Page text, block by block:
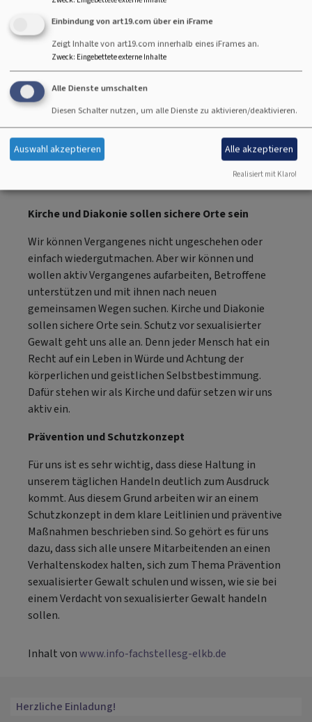
Wir verurteilen sexualisierte Gewalt aufs
Schärfste
Es beschämt uns, dass Menschen, die Gemeinschaft,
Trost oder Orientierung bei uns gesucht haben,
stattdessen ausgenutzt und erniedrigt wurden und
sexualisierte Gewalt erfahren haben. Betroffene
kämpfen mit den Folgen häufig ein Leben lang.
Betroffene im kirchlichen Kontext haben durch ihre
Erfahrung oft auch den Zugang zum Glauben als
Kraftquelle verloren. Deshalb verurteilen wir
sexualisierte Gewalt aufs Schärfste.
Kirche und Diakonie sollen sichere Orte sein
Wir können Vergangenes nicht ungeschehen oder
einfach wiedergutmachen. Aber wir können und
wollen aktiv Vergangenes aufarbeiten, Betroffene
unterstützen und mit ihnen nach neuen
gemeinsamen Wegen suchen. Kirche und Diakonie
sollen sichere Orte sein. Schutz vor sexualisierter
Gewalt geht uns alle an. Denn jeder Mensch hat ein
Recht auf ein Leben in Würde und Achtung der
körperlichen und geistlichen Selbstbestimmung.
Dafür stehen wir als Kirche und dafür setzen wir uns
aktiv ein.
Prävention und Schutzkonzept
Für uns ist es sehr wichtig, dass diese Haltung in
unserem täglichen Handeln deutlich zum Ausdruck
kommt. Aus diesem Grund arbeiten wir an einem
Schutzkonzept in dem klare Leitlinien und präventive
Maßnahmen beschrieben sind. So gehört es für uns
dazu, dass sich alle unsere Mitarbeitenden an einen
Verhaltenskodex halten, sich zum Thema Prävention
sexualisierter Gewalt schulen und wissen, wie sie bei
einem Verdacht von sexualisierter Gewalt handeln
sollen.
Inhalt vonwww.info-fachstellesg-elkb.de
Herzliche Einladung!
Einbindung von art19.com über ein iFrame
Zeigt Inhalte von art19.com innerhalb eines iFrames an.
Zweck: Eingebettete externe Inhalte
Alle Dienste umschalten
Diesen Schalter nutzen, um alle Dienste zu aktivieren/deaktivieren.
Auswahl akzeptieren Alle akzeptieren
Realisiert mit Klaro!